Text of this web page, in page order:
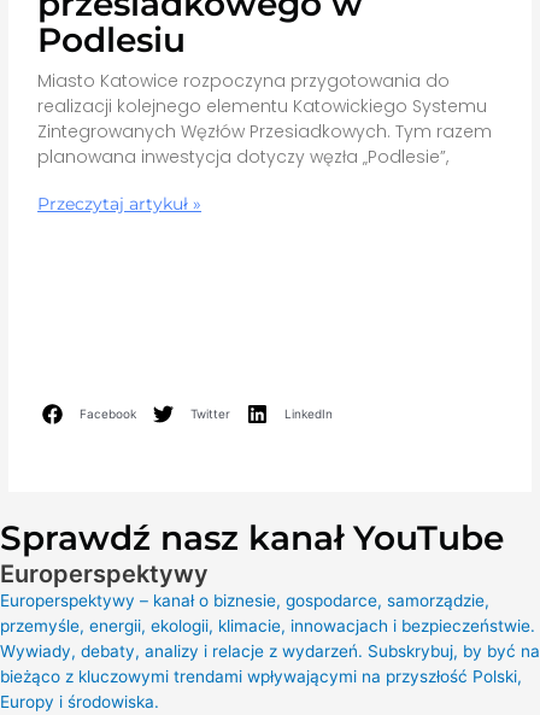
Podlesiu
Miasto Katowice rozpoczyna przygotowania do
realizacji kolejnego elementu Katowickiego Systemu
Zintegrowanych Węzłów Przesiadkowych. Tym razem
planowana inwestycja dotyczy węzła „Podlesie”,
Przeczytaj artykuł »
Facebook Twitter LinkedIn
Sprawdź nasz kanał YouTube
Europerspektywy
Europerspektywy – kanał o biznesie, gospodarce, samorządzie,
przemyśle, energii, ekologii, klimacie, innowacjach i bezpieczeństwie.
Wywiady, debaty, analizy i relacje z wydarzeń. Subskrybuj, by być na
bieżąco z kluczowymi trendami wpływającymi na przyszłość Polski,
Europy i środowiska.